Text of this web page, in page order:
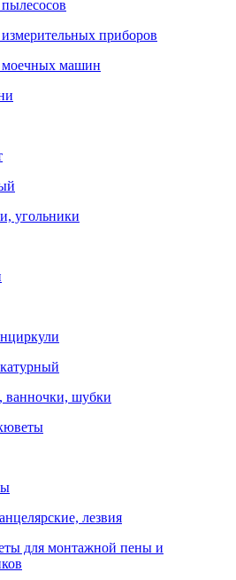
приборов
моечных машин
угольники
ванночки, шубки
лезвия
для монтажной пены и